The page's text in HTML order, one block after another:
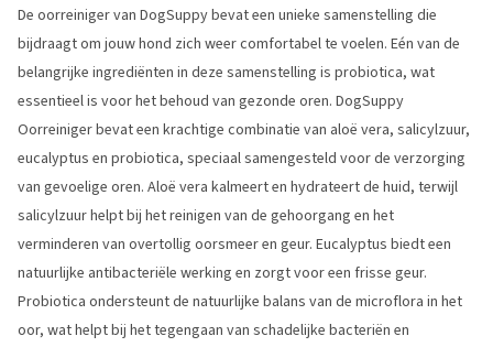
De oorreiniger van DogSuppy bevat een unieke samenstelling die
bijdraagt om jouw hond zich weer comfortabel te voelen. Eén van de
belangrijke ingrediënten in deze samenstelling is probiotica, wat
essentieel is voor het behoud van gezonde oren. DogSuppy
Oorreiniger bevat een krachtige combinatie van aloë vera, salicylzuur,
eucalyptus en probiotica, speciaal samengesteld voor de verzorging
van gevoelige oren. Aloë vera kalmeert en hydrateert de huid, terwijl
salicylzuur helpt bij het reinigen van de gehoorgang en het
verminderen van overtollig oorsmeer en geur. Eucalyptus biedt een
natuurlijke antibacteriële werking en zorgt voor een frisse geur.
Probiotica ondersteunt de natuurlijke balans van de microflora in het
oor, wat helpt bij het tegengaan van schadelijke bacteriën en